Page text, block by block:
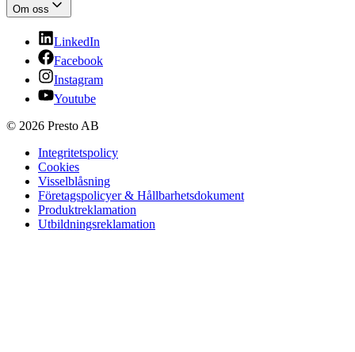
Om oss
LinkedIn
Facebook
Instagram
Youtube
© 2026 Presto AB
Integritetspolicy
Cookies
Visselblåsning
Företagspolicyer & Hållbarhetsdokument
Produktreklamation
Utbildningsreklamation